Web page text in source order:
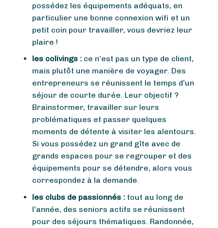
possédez les équipements adéquats, en
particulier une bonne connexion wifi et un
petit coin pour travailler, vous devriez leur
plaire !
les colivings :ce n’est pas un type de client,
mais plutôt une manière de voyager. Des
entrepreneurs se réunissent le temps d’un
séjour de courte durée. Leur objectif ?
Brainstormer, travailler sur leurs
problématiques et passer quelques
moments de détente à visiter les alentours.
Si vous possédez un grand gîte avec de
grands espaces pour se regrouper et des
équipements pour se détendre, alors vous
correspondez à la demande.
les clubs de passionnés :tout au long de
l’année, des seniors actifs se réunissent
pour des séjours thématiques. Randonnée,